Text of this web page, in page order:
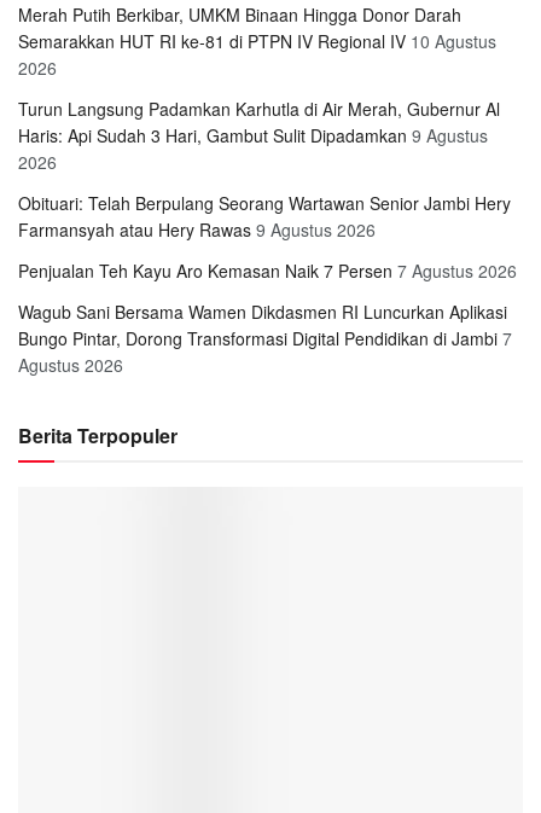
Merah Putih Berkibar, UMKM Binaan Hingga Donor Darah
Semarakkan HUT RI ke-81 di PTPN IV Regional IV 10 Agustus
2026
Turun Langsung Padamkan Karhutla di Air Merah, Gubernur Al
Haris: Api Sudah 3 Hari, Gambut Sulit Dipadamkan 9 Agustus
2026
Obituari: Telah Berpulang Seorang Wartawan Senior Jambi Hery
Farmansyah atau Hery Rawas 9 Agustus 2026
Penjualan Teh Kayu Aro Kemasan Naik 7 Persen 7 Agustus 2026
Wagub Sani Bersama Wamen Dikdasmen RI Luncurkan Aplikasi
Bungo Pintar, Dorong Transformasi Digital Pendidikan di Jambi 7
Agustus 2026
Berita Terpopuler